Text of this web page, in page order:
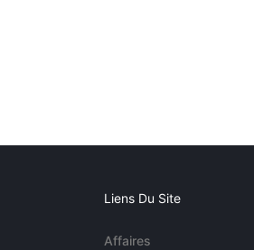
Liens Du Site
Affaires